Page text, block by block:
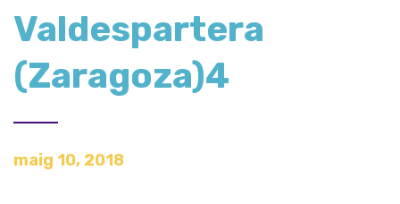
Valdespartera
(Zaragoza)4
maig 10, 2018